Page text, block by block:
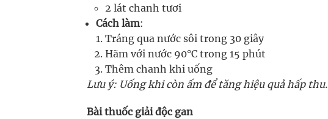
2 lát chanh tươi
Cách làm:
Tráng qua nước sôi trong 30 giây
Hãm với nước 90°C trong 15 phút
Thêm chanh khi uống
Lưu ý: Uống khi còn ấm để tăng hiệu quả hấp thu.
Bài thuốc giải độc gan